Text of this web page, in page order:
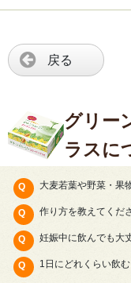
戻る
グリー
ラスに
大麦若葉や野菜・果
作り方を教えてくだ
妊娠中に飲んでも大
1日にどれくらい飲